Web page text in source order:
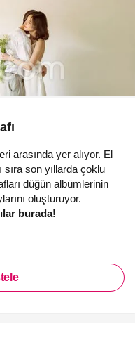
arasında yer alıyor. El
sıra son yıllarda çoklu
düğün albümlerinin
oluşturuyor.
burada!